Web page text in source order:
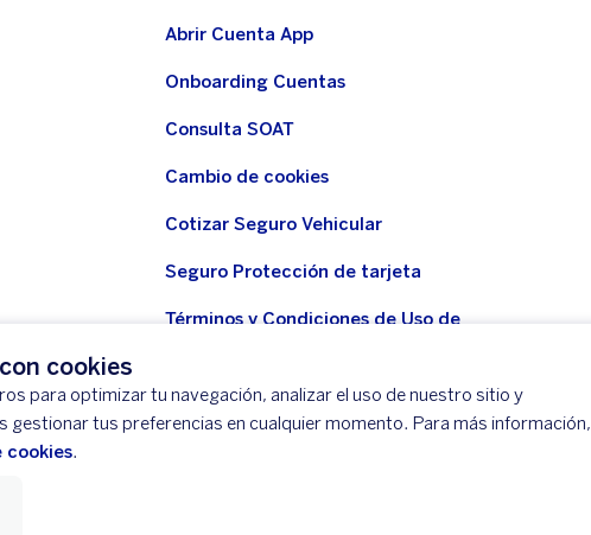
cookies
para optimizar tu navegación, analizar el uso de nuestro sitio y
tus preferencias en cualquier momento. Para más información,
cookies.
Abrir Cuenta App
Onboarding Cuentas
Consulta SOAT
Cambio de cookies
Cotizar Seguro Vehicular
Seguro Protección de tarjeta
Términos y Condiciones de Uso de
Seguro Protección de tarjeta -
Seguridad